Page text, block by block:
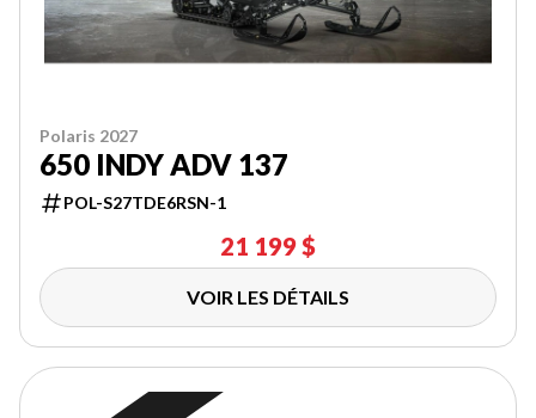
Polaris 2027
650 INDY ADV 137
POL-S27TDE6RSN-1
21 199 $
VOIR LES DÉTAILS